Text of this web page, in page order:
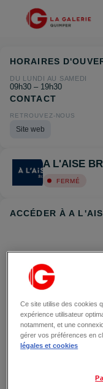
A L'AISE
FERMÉ
ACCÉDER À A
HORAIRES
DU LUNDI AU SAMEDI
09h30 – 19h30
CONTACT
RETROUVEZ-NOUS
Site web
Ce site utilise des cookies
expérience utilisateur
notamment, et une
gérer vos préférences en
légales et cookies